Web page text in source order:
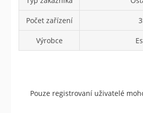
Počet zařízení
Výrobce
Pouze registrovaní uživatelé